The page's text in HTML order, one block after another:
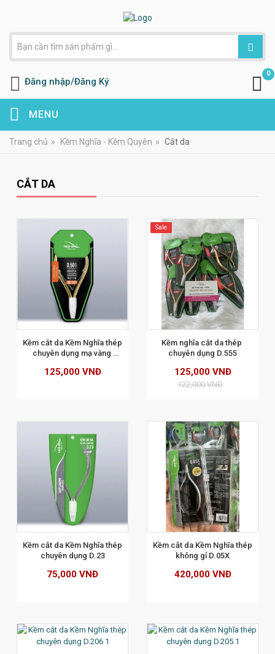
Đăng nhập/Đăng Ký
0
MENU
Trang chủ » Kềm Nghĩa - Kềm Quyên » Cắt da
CẮT DA
Kềm cắt da Kềm Nghĩa thép
chuyên dụng mạ vàng
125,000 VNĐ
Sale
XEM CHI TIẾT
Kềm nghĩa cắt da thép
chuyên dụng D.555
125,000 VNĐ
122,000 VNĐ
Kềm cắt da Kềm Nghĩa thép
chuyên dụng D.23
75,000 VNĐ
XEM CHI TIẾT
Kềm cắt da Kềm Nghĩa thép
không gỉ D.05X
420,000 VNĐ